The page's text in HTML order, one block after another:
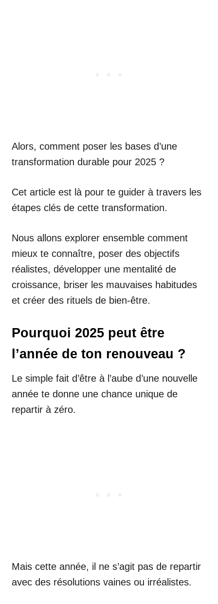
Alors, comment poser les bases d’une
transformation durable pour 2025 ?
Cet article est là pour te guider à travers les
étapes clés de cette transformation.
Nous allons explorer ensemble comment
mieux te connaître, poser des objectifs
réalistes, développer une mentalité de
croissance, briser les mauvaises habitudes
et créer des rituels de bien-être.
Pourquoi 2025 peut être
l’année de ton renouveau ?
Le simple fait d’être à l’aube d’une nouvelle
année te donne une chance unique de
repartir à zéro.
Mais cette année, il ne s’agit pas de repartir
avec des résolutions vaines ou irréalistes.